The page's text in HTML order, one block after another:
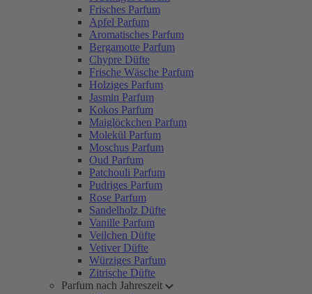
Frisches Parfum
Apfel Parfum
Aromatisches Parfum
Bergamotte Parfum
Chypre Düfte
Frische Wäsche Parfum
Holziges Parfum
Jasmin Parfum
Kokos Parfum
Maiglöckchen Parfum
Molekül Parfum
Moschus Parfum
Oud Parfum
Patchouli Parfum
Pudriges Parfum
Rose Parfum
Sandelholz Düfte
Vanille Parfum
Veilchen Düfte
Vetiver Düfte
Würziges Parfum
Zitrische Düfte
Parfum nach Jahreszeit